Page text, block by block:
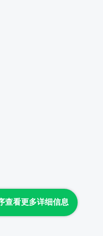
查看更多详细信息